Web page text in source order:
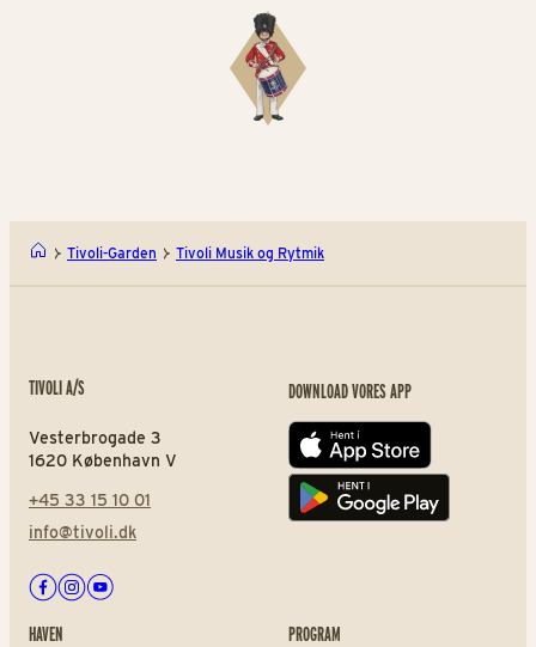
Tivoli-Garden Tivoli Musik og Rytmik
TIVOLI A/S
Vesterbrogade 3
1620 København V
+45 33 15 10 01
info@tivoli.dk
Facebook
Instagram
Youtube
DOWNLOAD VORES APP
App store
Play store
HAVEN PROGRAM